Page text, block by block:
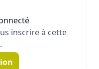
inscrire à cette